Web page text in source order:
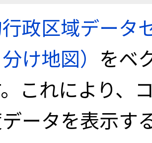
政区域データ
け地図） をベ
これにより、
ータを表示す